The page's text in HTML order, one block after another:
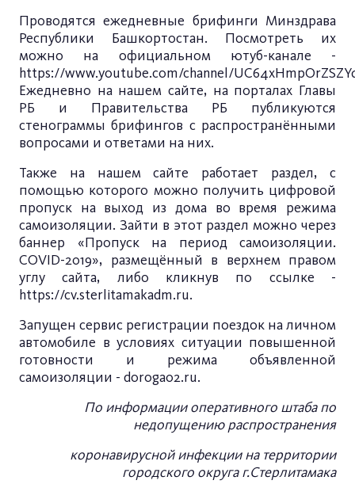
Проводятся ежедневные брифинги Минздрава
Республики Башкортостан. Посмотреть их
можно на официальном ютуб-канале -
https://www.youtube.com/channel/
Ежедневно на нашем сайте, на порталах Главы
РБ и Правительства РБ публикуются
стенограммы брифингов с распространёнными
вопросами и ответами на них.
Также на нашем сайте работает раздел, с
помощью которого можно получить цифровой
пропуск на выход из дома во время режима
самоизоляции. Зайти в этот раздел можно через
баннер «Пропуск на период самоизоляции.
COVID-2019», размещённый в верхнем правом
углу сайта, либо кликнув по ссылке -
https://cv.sterlitamakadm.ru.
Запущен сервис регистрации поездок на личном
автомобиле в условиях ситуации повышенной
готовности и режима объявленной
самоизоляции - doroga02.ru.
По информации оперативного штаба по
недопущению распространения
коронавирусной инфекции на территории
городского округа г.Стерлитамака